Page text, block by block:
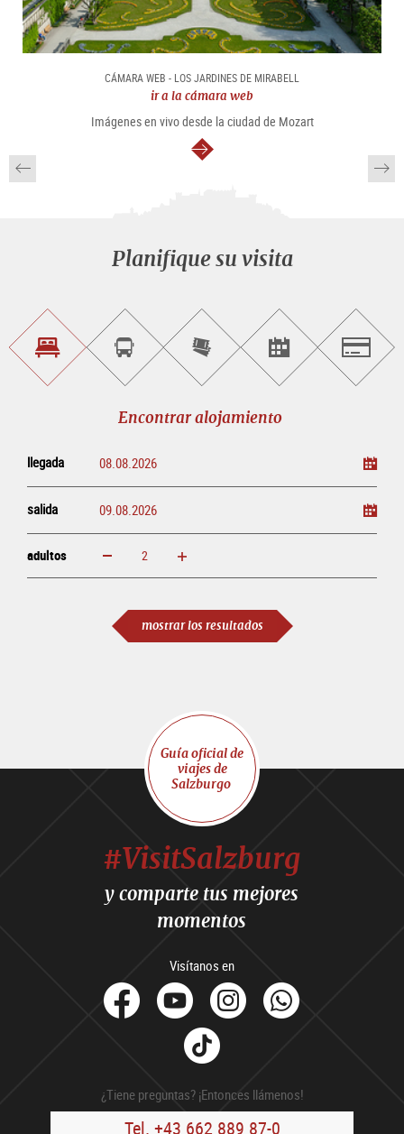
CÁMARA WEB - LOS JARDINES DE MIRABELL
ir a la cámara web
Imágenes en vivo desde la ciudad de Mozart
continuar
Planifique su visita
Encontrar
alojamiento
Reservar
visitas
guiadas
Comprar
entradas
en
Encontrar<br>
eventos
Encontrar alojamiento
llegada
salida
adultos aumentar disminuir
mostrar los resultados
Guía oficial de
viajes de
Salzburgo
#VisitSalzburg
y comparte tus mejores
momentos
Visítanos en
facebook
YoutubeInstagram
Tik
Tok
¿Tiene preguntas? ¡Entonces llámenos!
Tel. +43 662 889 87-0